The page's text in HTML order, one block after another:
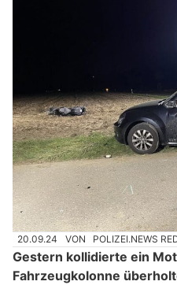
20.09.24 VON POLIZEI.NEWS
Gestern kollidierte ein
Fahrzeugkolonne